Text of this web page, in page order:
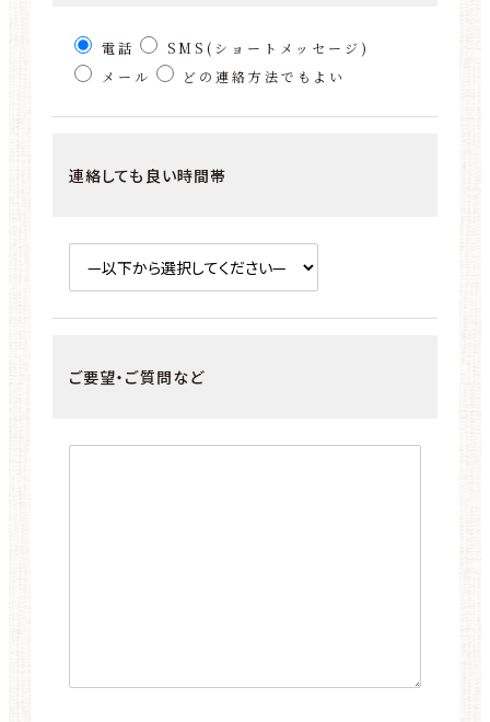
電話
SMS(ショートメッセージ)
メール
どの連絡方法でもよい
連絡しても良い時間帯
ご要望・ご質問など